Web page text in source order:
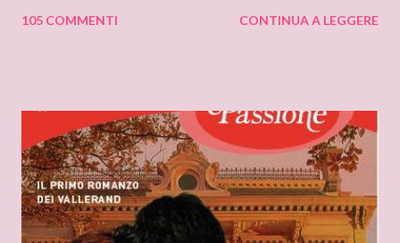
sensazione non saprei individuarlo, è una sensazione strana e
non erano solo favole per bambini. Quando andavo a trovare mia
zia mi soffermavo davanti ad una libreria che lei teneva nel
soggiorno e lì leggevo i titoli dei libri esposti cercando
l’ispirazione. Fu così che un giorno sfiorai con le dita la costina di
un Delly. Lo presi in prestito e iniziò così la mia conoscenza. Non
105 COMMENTI CONTINUA A LEGGERE